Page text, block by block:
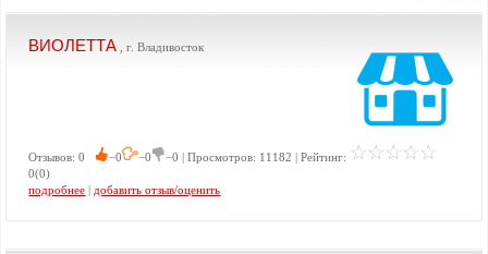
ВИОЛЕТТА , г. Владивосток
Отзывов: 0 −0 −0
−0 | Просмотров: 11182 | Рейтинг:
0(0)
подробнее | добавить отзыв/оценить